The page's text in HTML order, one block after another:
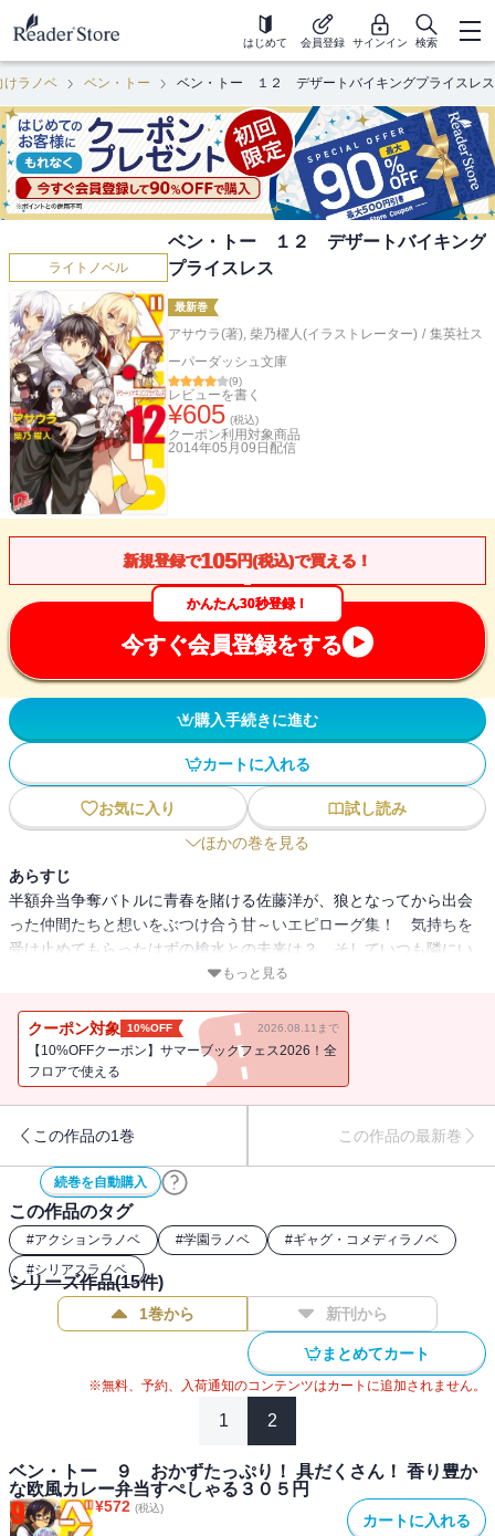
はじめて 会員登録 サインイン 検索
けラノベ ベン・トー ベン・トー １２ デザートバイキングプライスレス
ライトノベル
ベン・トー １２ デザートバイキング
プライスレス
最新巻
アサウラ(著), 柴乃櫂人(イラストレーター) / 集英社ス
ーパーダッシュ文庫
(9)
レビューを書く
¥605 (税込)
クーポン利用対象商品
2014年05月09日 配信
新規登録で105円(税込)で買える！
かんたん30秒登録！
今すぐ会員登録をする
購入手続きに進む
カートに入れる
お気に入り
試し読み
ほかの巻を見る
あらすじ
半額弁当争奪バトルに青春を賭ける佐藤洋が、狼となってから出会
った仲間たちと想いをぶつけ合う甘～いエピローグ集！ 気持ちを
受け止めてもらったはずの槍水との未来は？ そしていつも隣にい
る著莪との関係はどうなる？ さらにいつも周りでアクセル全開で
は？ その他にも茉莉花とのタイホ寸前の××や、烏頭VSあせびちゃ
んのオカルトバトル、茶髪の想い・・・など、胸焼け必至のデザー
トバイキング！ 一緒に戦い、喰い続けてくれた皆様に感謝を込め
もっと見る
クーポン対象 10%OFF 2026.08.11まで
【10%OFFクーポン】サマーブックフェス2026！全
フロアで使える
この作品の1巻 この作品の最新巻
続巻を自動購入
この作品のタグ
#アクションラノベ #学園ラノベ #ギャグ・コメディラノベ
#シリアスラノベ
シリーズ作品(15件)
1巻から 新刊から
まとめてカート
※無料、予約、入荷通知のコンテンツはカートに追加されません。
1 2
ベン・トー ９ おかずたっぷり！ 具だくさん！ 香り豊か
な欧風カレー弁当すぺしゃる３０５円
¥572 (税込)
カートに入れる